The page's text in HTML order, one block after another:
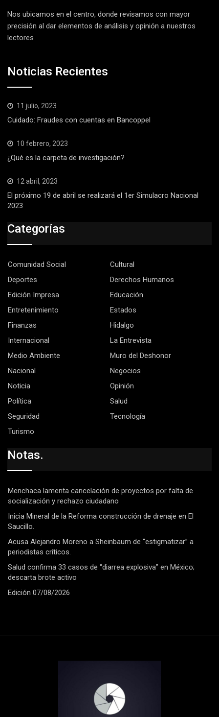
Nos ubicamos en el centro, donde revisamos con mayor
precisión al dar elementos de análisis y opinión a nuestros
lectores
Noticias Recientes
11 julio, 2023
Cuidado: Fraudes con cuentas en Bancoppel
10 febrero, 2023
¿Qué es la carpeta de investigación?
12 abril, 2023
El próximo 19 de abril se realizará el 1er Simulacro Nacional
2023
Categorías
Comunidad Social
Cultural
Deportes
Derechos Humanos
Edición Impresa
Educación
Entretenimiento
Estados
Finanzas
Hidalgo
Internacional
La Entrevista
Medio Ambiente
Muro del Deshonor
Nacional
Negocios
Noticia
Opinión
Política
Salud
Seguridad
Tecnología
Turismo
Notas.
Menchaca lamenta cancelación de proyectos por falta de
socialización y rechazo ciudadano
Inicia Mineral de la Reforma construcción de drenaje en El
Saucillo.
Acusa Alejandro Moreno a Sheinbaum de “estigmatizar” a
periodistas críticos.
Salud confirma 33 casos de “diarrea explosiva” en México;
descarta brote activo
Edición 07/08/2026